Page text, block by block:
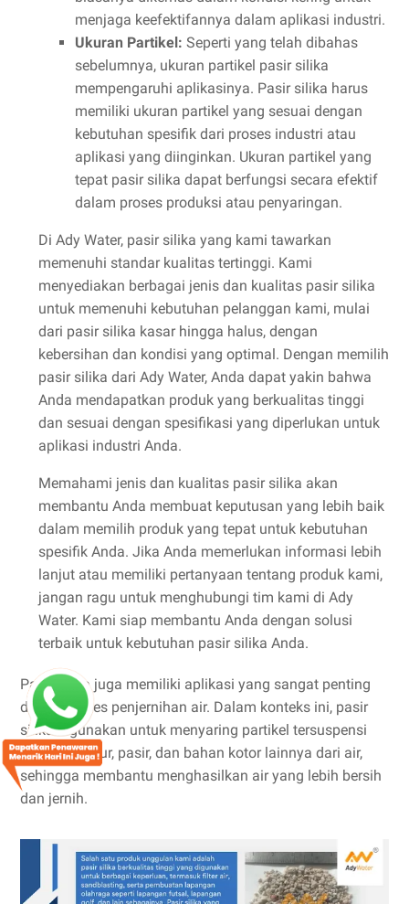
menjaga keefektifannya dalam aplikasi industri.
Ukuran Partikel: Seperti yang telah dibahas
sebelumnya, ukuran partikel pasir silika
mempengaruhi aplikasinya. Pasir silika harus
memiliki ukuran partikel yang sesuai dengan
kebutuhan spesifik dari proses industri atau
aplikasi yang diinginkan. Ukuran partikel yang
tepat pasir silika dapat berfungsi secara efektif
dalam proses produksi atau penyaringan.
Di Ady Water, pasir silika yang kami tawarkan
memenuhi standar kualitas tertinggi. Kami
menyediakan berbagai jenis dan kualitas pasir silika
untuk memenuhi kebutuhan pelanggan kami, mulai
dari pasir silika kasar hingga halus, dengan
kebersihan dan kondisi yang optimal. Dengan memilih
pasir silika dari Ady Water, Anda dapat yakin bahwa
Anda mendapatkan produk yang berkualitas tinggi
dan sesuai dengan spesifikasi yang diperlukan untuk
aplikasi industri Anda.
Memahami jenis dan kualitas pasir silika akan
membantu Anda membuat keputusan yang lebih baik
dalam memilih produk yang tepat untuk kebutuhan
spesifik Anda. Jika Anda memerlukan informasi lebih
lanjut atau memiliki pertanyaan tentang produk kami,
jangan ragu untuk menghubungi tim kami di Ady
Water. Kami siap membantu Anda dengan solusi
terbaik untuk kebutuhan pasir silika Anda.
Pasir silika juga memiliki aplikasi yang sangat penting
dalam proses penjernihan air. Dalam konteks ini, pasir
silika digunakan untuk menyaring partikel tersuspensi
seperti lumpur, pasir, dan bahan kotor lainnya dari air,
sehingga membantu menghasilkan air yang lebih bersih
dan jernih.